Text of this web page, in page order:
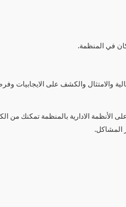
في المنظمة.
والامتثال والكشف على الايجابيات
الأنظمة الادارية بالمنظمة تمكنك
المشاكل.